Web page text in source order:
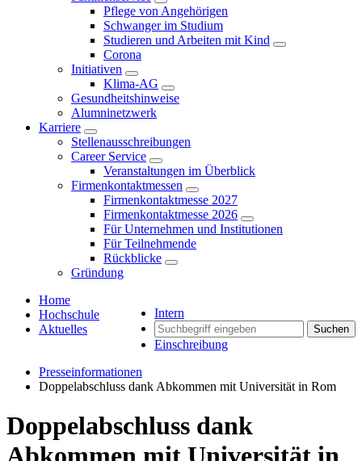
Pflege von Angehörigen
Schwanger im Studium
Studieren und Arbeiten mit Kind
Corona
Initiativen
Klima-AG
Gesundheitshinweise
Alumninetzwerk
Karriere
Stellenausschreibungen
Career Service
Veranstaltungen im Überblick
Firmenkontaktmessen
Firmenkontaktmesse 2027
Firmenkontaktmesse 2026
Für Unternehmen und Institutionen
Für Teilnehmende
Rückblicke
Gründung
Intern
Suchen
Einschreibung
Home
Hochschule
Aktuelles
Presseinformationen
Doppelabschluss dank Abkommen mit Universität in Rom
Doppelabschluss dank